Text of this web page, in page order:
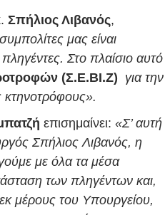
Σπήλιος Λιβανός,
μας είναι
Στο πλαίσιο αυτό
(Σ.Ε.ΒΙ.Ζ) για την
κτηνοτρόφους».
επισημαίνει: «Σ’ αυτή
Σπήλιος Λιβανός, η
με όλα τα μέσα
των πληγέντων και,
μέρους του Υπουργείου,